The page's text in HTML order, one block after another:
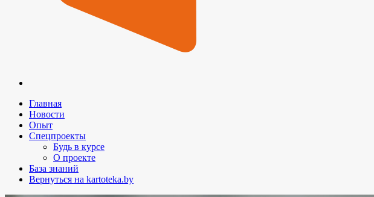
Главная
Новости
Опыт
Спецпроекты
Будь в курсе
О проекте
База знаний
Вернуться на kartoteka.by